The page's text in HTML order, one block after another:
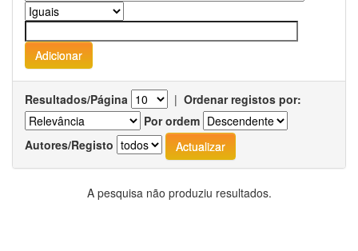
Resultados/Página | Ordenar registos por:
Por ordem
Autores/Registo
A pesquisa não produziu resultados.